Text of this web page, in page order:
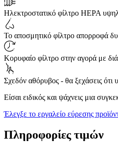
Ηλεκτροστατικό φίλτρο HEPA
Το αποσμητικό φίλτρο απορροφά
Κορυφαίο φίλτρο στην αγορά με
Σχεδόν αθόρυβος - θα ξεχάσεις ότι
Είσαι ειδικός και ψάχνεις μια
Έλεγξε το εργαλείο εύρεσης
Πληροφορίες τιμών